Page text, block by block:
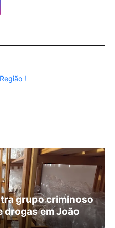
!
grupo criminoso
drogas em João